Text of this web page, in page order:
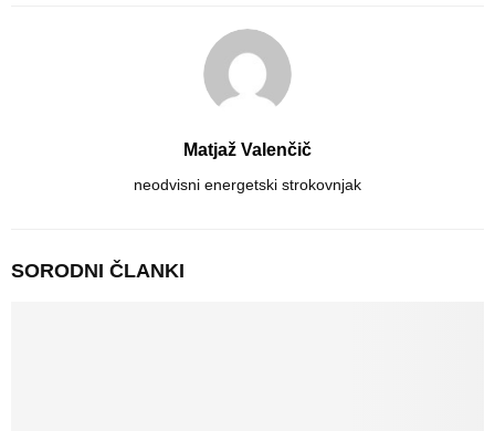
Matjaž Valenčič
neodvisni energetski strokovnjak
SORODNI ČLANKI